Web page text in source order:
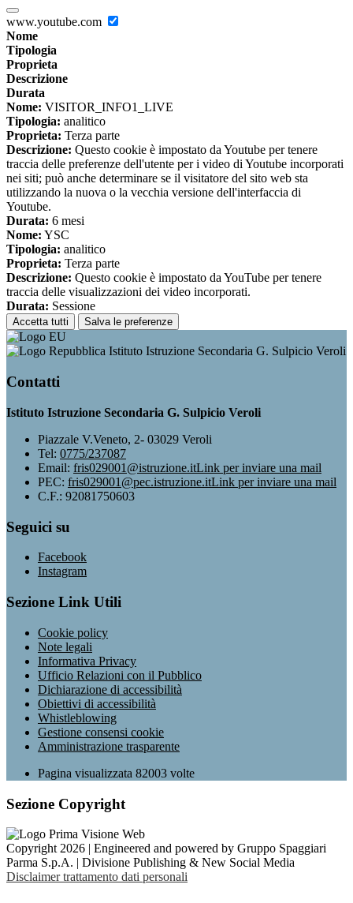
www.youtube.com
Nome
Tipologia
Proprieta
Descrizione
Durata
Nome: VISITOR_INFO1_LIVE
Tipologia: analitico
Proprieta: Terza parte
Descrizione: Questo cookie è impostato da Youtube per tenere
traccia delle preferenze dell'utente per i video di Youtube incorporati
nei siti; può anche determinare se il visitatore del sito web sta
utilizzando la nuova o la vecchia versione dell'interfaccia di
Youtube.
Durata: 6 mesi
Nome: YSC
Tipologia: analitico
Proprieta: Terza parte
Descrizione: Questo cookie è impostato da YouTube per tenere
traccia delle visualizzazioni dei video incorporati.
Durata: Sessione
Accetta tutti Salva le preferenze
Istituto Istruzione Secondaria G. Sulpicio Veroli
Contatti
Istituto Istruzione Secondaria G. Sulpicio Veroli
Piazzale V.Veneto, 2- 03029 Veroli
Tel: 0775/237087
Email: fris029001@istruzione.itLink per inviare una mail
PEC: fris029001@pec.istruzione.itLink per inviare una mail
C.F.: 92081750603
Seguici su
Facebook
Instagram
Sezione Link Utili
Cookie policy
Note legali
Informativa Privacy
Ufficio Relazioni con il Pubblico
Dichiarazione di accessibilità
Obiettivi di accessibilità
Whistleblowing
Gestione consensi cookie
Amministrazione trasparente
Pagina visualizzata 82003 volte
Sezione Copyright
Copyright 2026 | Engineered and powered by Gruppo Spaggiari
Parma S.p.A. | Divisione Publishing & New Social Media
Disclaimer trattamento dati personali